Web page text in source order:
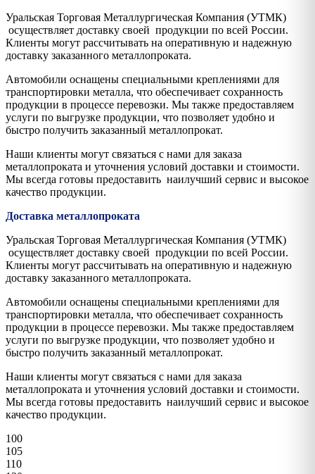
Уральская Торговая Металлургическая Компания (УТМК)
осуществляет доставку своей продукции по всей России.
Клиенты могут рассчитывать на оперативную и надежную
доставку заказанного металлопроката.
Автомобили оснащены специальными креплениями для
транспортировки металла, что обеспечивает сохранность
продукции в процессе перевозки. Мы также предоставляем
услуги по выгрузке продукции, что позволяет удобно и
быстро получить заказанный металлопрокат.
Наши клиенты могут связаться с нами для заказа
металлопроката и уточнения условий доставки и стоимости.
Мы всегда готовы предоставить наилучший сервис и высокое
качество продукции.
Доставка металлопроката
Уральская Торговая Металлургическая Компания (УТМК)
осуществляет доставку своей продукции по всей России.
Клиенты могут рассчитывать на оперативную и надежную
доставку заказанного металлопроката.
Автомобили оснащены специальными креплениями для
транспортировки металла, что обеспечивает сохранность
продукции в процессе перевозки. Мы также предоставляем
услуги по выгрузке продукции, что позволяет удобно и
быстро получить заказанный металлопрокат.
Наши клиенты могут связаться с нами для заказа
металлопроката и уточнения условий доставки и стоимости.
Мы всегда готовы предоставить наилучший сервис и высокое
качество продукции.
100
105
110